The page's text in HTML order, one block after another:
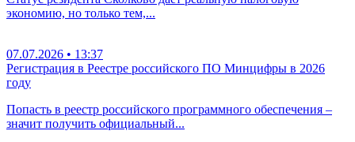
экономию, но только тем,...
07.07.2026 • 13:37
Регистрация в Реестре российского ПО Минцифры в 2026
году
Попасть в реестр российского программного обеспечения –
значит получить официальный...